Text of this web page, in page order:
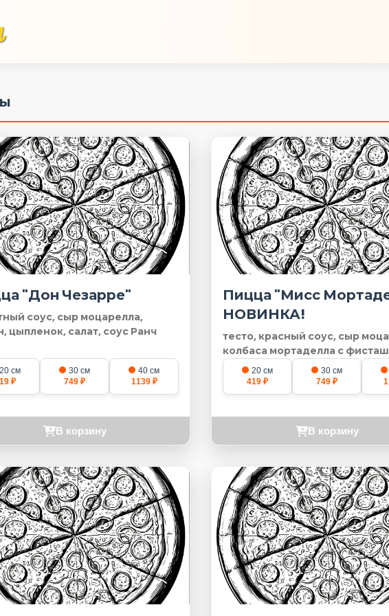
"Дон Чезарре"
соус, сыр моцарелла,
цыпленок, салат, соус Ранч
20 см
₽
30 см
749 ₽
40 см
1139 ₽
В корзину
Пицца "Мисс
НОВИНКА!
тесто, красный соус, сыр
колбаса мортаделла с
20 см
419 ₽
30 см
749 ₽
В корзину